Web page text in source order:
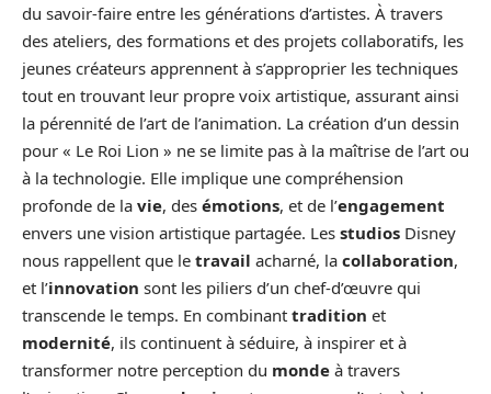
du savoir-faire entre les générations d’artistes. À travers
des ateliers, des formations et des projets collaboratifs, les
jeunes créateurs apprennent à s’approprier les techniques
tout en trouvant leur propre voix artistique, assurant ainsi
la pérennité de l’art de l’animation. La création d’un dessin
pour « Le Roi Lion » ne se limite pas à la maîtrise de l’art ou
à la technologie. Elle implique une compréhension
profonde de la vie, des émotions, et de l’engagement
envers une vision artistique partagée. Les studios Disney
nous rappellent que le travail acharné, la collaboration,
et l’innovation sont les piliers d’un chef-d’œuvre qui
transcende le temps. En combinant tradition et
modernité, ils continuent à séduire, à inspirer et à
transformer notre perception du monde à travers